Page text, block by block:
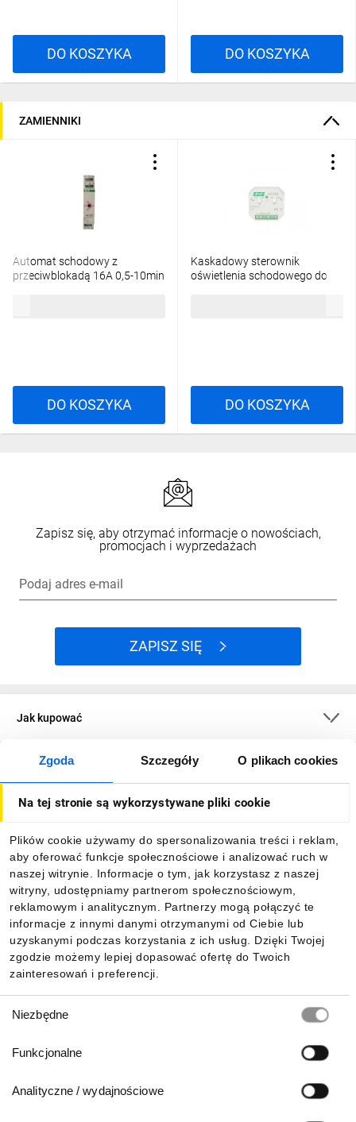
Zgoda Szczegóły O plikach cookies
Na tej stronie są wykorzystywane pliki cookie
Plików cookie używamy do spersonalizowania treści i reklam,
aby oferować funkcje społecznościowe i analizować ruch w
naszej witrynie. Informacje o tym, jak korzystasz z naszej
witryny, udostępniamy partnerom społecznościowym,
reklamowym i analitycznym. Partnerzy mogą połączyć te
informacje z innymi danymi otrzymanymi od Ciebie lub
uzyskanymi podczas korzystania z ich usług. Dzięki Twojej
zgodzie możemy lepiej dopasować ofertę do Twoich
zainteresowań i preferencji.
zgody
Niezbędne
Funkcjonalne
Analityczne / wydajnościowe
DO KOSZYKA DO KOSZYKA
ZAMIENNIKI
Automat schodowy z
przeciwblokadą 16A 0,5-10min
DO KOSZYKA
Kaskadowy sterownik
oświetlenia schodowego do
DO KOSZYKA
Zapisz się, aby otrzymać informacje o nowościach,
promocjach i wyprzedażach
Podaj adres e-mail
ZAPISZ SIĘ
Jak kupować
O firmie
Informacje
Pobierz naszą aplikację mobilną: